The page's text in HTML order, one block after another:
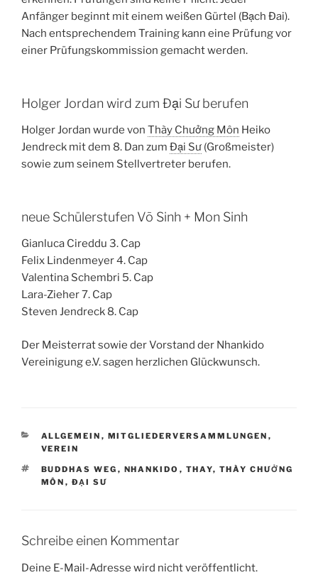
Anfänger beginnt mit einem weißen Gürtel (Bạch Ðai).
Nach entsprechendem Training kann eine Prüfung vor
einer Prüfungskommission gemacht werden.
Holger Jordan wird zum Đại Sư berufen
Holger Jordan wurde von Thày Chưởng Môn Heiko
Jendreck mit dem 8. Dan zum Đại Sư (Großmeister)
sowie zum seinem Stellvertreter berufen.
neue Schülerstufen Võ Sinh + Mon Sinh
Gianluca Cireddu 3. Cap
Felix Lindenmeyer 4. Cap
Valentina Schembri 5. Cap
Lara-Zieher 7. Cap
Steven Jendreck 8. Cap
Der Meisterrat sowie der Vorstand der Nhankido
Vereinigung e.V. sagen herzlichen Glückwunsch.
KATEGORIEN
ALLGEMEIN , MITGLIEDERVERSAMMLUNGEN ,
VEREIN
SCHLAGWÖRTER
BUDDHAS WEG , NHANKIDO , THAY, THÀY CHƯỞNG
MÔN , ĐẠI SƯ
Schreibe einen Kommentar
Deine E-Mail-Adresse wird nicht veröffentlicht.